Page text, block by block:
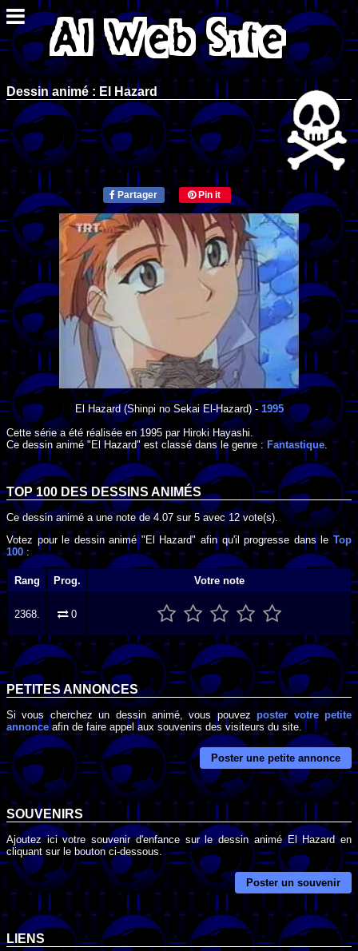
Dessin animé : El Hazard
Partager Pin it
El Hazard (Shinpi no Sekai El-Hazard) -1995
Cette série a été réalisée en 1995 par Hiroki Hayashi
Ce dessin animé "El Hazard" est classé dans le genre : Fantastique
TOP 100 DESDESSINS ANIMÉS
Ce dessin animé a une note de4.07 sur5avec 12vote(s).
Votez pour le dessin animé "El Hazard" afin qu'il progresse dans le Top
100:
Rang Prog. Votre note
2368. 0
PETITES ANNONCES
Si vous cherchez un dessin animé, vous pouvezposter votre petite
annonceafin de faire appel aux souvenirs des visiteurs du site.
Poster une petite annonce
SOUVENIRS
Ajoutez ici votre souvenir d'enfance sur le dessin animé El Hazard en
cliquant sur le bouton ci-dessous.
Poster un souvenir
LIENS